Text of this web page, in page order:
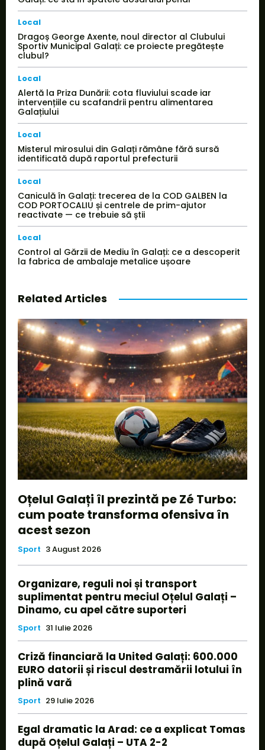
Local
Dragoș George Axente, noul director al Clubului
Sportiv Municipal Galați: ce proiecte pregătește
clubul?
Local
Alertă la Priza Dunării: cota fluviului scade iar
intervențiile cu scafandrii pentru alimentarea
Galațiului
Local
Misterul mirosului din Galați rămâne fără sursă
identificată după raportul prefecturii
Local
Caniculă în Galați: trecerea de la COD GALBEN la
COD PORTOCALIU și centrele de prim-ajutor
reactivate — ce trebuie să știi
Local
Control al Gărzii de Mediu în Galați: ce a descoperit
la fabrica de ambalaje metalice ușoare
Related Articles
Oțelul Galați îl prezintă pe Zé Turbo:
cum poate transforma ofensiva în
acest sezon
Sport 3 August 2026
Organizare, reguli noi și transport
suplimentat pentru meciul Oțelul Galați –
Dinamo, cu apel către suporteri
Sport 31 Iulie 2026
Criză financiară la United Galați: 600.000
EURO datorii și riscul destramării lotului în
plină vară
Sport 29 Iulie 2026
Egal dramatic la Arad: ce a explicat Tomas
după Oțelul Galați – UTA 2-2